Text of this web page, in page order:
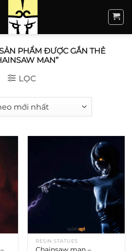
PHẨM ĐƯỢC GẮN THẺ
MAN”
LỌC
RESIN STATUES
Chainsaw man –